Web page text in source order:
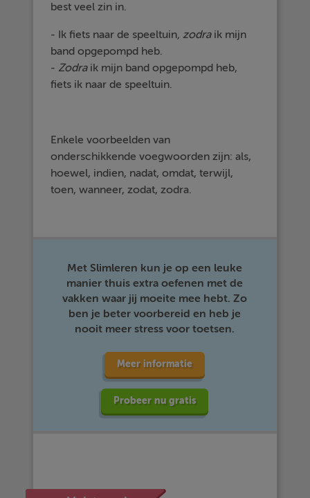
best veel zin in.
- Ik fiets naar de speeltuin, zodraik mijn
band opgepompd heb.
- Zodraik mijn band opgepompd heb,
fiets ik naar de speeltuin.
Enkele voorbeelden van
onderschikkende voegwoorden zijn: als,
hoewel, indien, nadat, omdat, terwijl,
toen, wanneer, zodat, zodra.
Met Slimleren kun je op een leuke
manier thuis extra oefenen met de
vakken waar jij moeite mee hebt. Zo
ben je beter voorbereid en heb je
nooit meer stress voor toetsen.
Meer informatie
Probeer nu gratis